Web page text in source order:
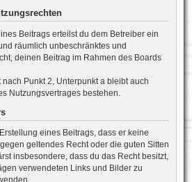
Beitrags erteilst du dem Betreiber ein
räumlich unbeschränktes und
deinen Beitrag im Rahmen des Boards
nach Punkt 2, Unterpunkt a bleibt auch
Nutzungsvertrages bestehen.
eines Beitrags, dass er keine
geltendes Recht oder die guten Sitten
insbesondere, dass du das Recht besitzt,
verwendeten Links und Bilder zu